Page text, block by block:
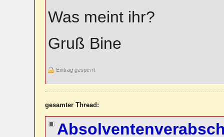
Was meint ihr?
Gruß Bine
Eintrag gesperrt
gesamter Thread: